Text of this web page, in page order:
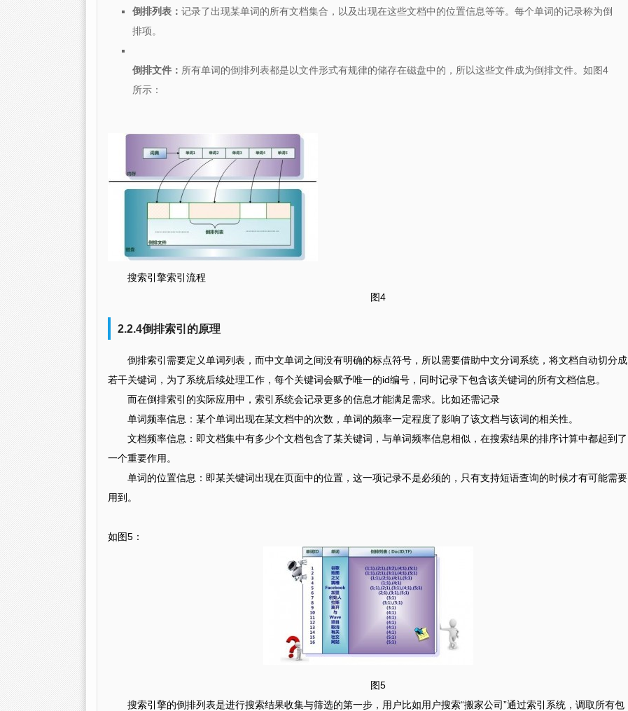
倒排列表： 记录了出现某单词的所有文档集合，以及出现在这些文档中的位置信息等等。每个单词的记录称为倒
排项。
倒排文件： 所有单词的倒排列表都是以文件形式有规律的储存在磁盘中的，所以这些文件成为倒排文件。如图4
所示：
搜索引擎索引流程
图4
2.2.4倒排索引的原理
倒排索引需要定义单词列表，而中文单词之间没有明确的标点符号，所以需要借助中文分词系统，将文档自动切分成
若干关键词，为了系统后续处理工作，每个关键词会赋予唯一的id编号，同时记录下包含该关键词的所有文档信息。
而在倒排索引的实际应用中，索引系统会记录更多的信息才能满足需求。比如还需记录
单词频率信息：某个单词出现在某文档中的次数，单词的频率一定程度了影响了该文档与该词的相关性。
文档频率信息：即文档集中有多少个文档包含了某关键词，与单词频率信息相似，在搜索结果的排序计算中都起到了
一个重要作用。
单词的位置信息：即某关键词出现在页面中的位置，这一项记录不是必须的，只有支持短语查询的时候才有可能需要
用到。
如图5：
图5
搜索引擎的倒排列表是进行搜索结果收集与筛选的第一步，用户比如用户搜索“搬家公司”通过索引系统，调取所有包